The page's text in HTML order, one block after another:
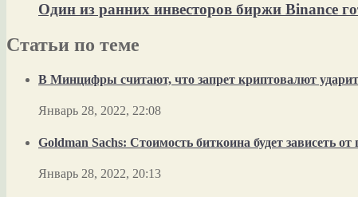
Один из ранних инвесторов биржи Binance
Статьи по теме
В Минцифры считают, что запрет криптовалют
Январь 28, 2022, 22:08
Goldman Sachs: Стоимость биткоина будет зависеть
Январь 28, 2022, 20:13